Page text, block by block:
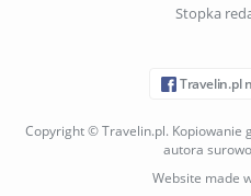
Stopka
Travelin.pl
Copyright © Travelin.pl. Kopiowanie
autora
Website made